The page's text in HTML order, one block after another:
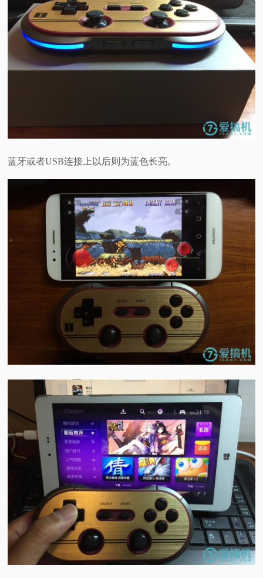
蓝牙或者USB连接上以后则为蓝色长亮。